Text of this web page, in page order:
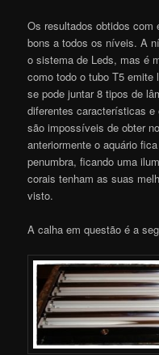
Os resultados obtidos com
bons a todos os níveis. A
o sistema de Leds, mas é
como todo o tubo T5 emite
se pode juntar 8 tipos de
diferentes características
são impossíveis de obter
anteriormente o aquário
penumbra, ficando uma
corais tenham as suas
visto.
A calha em questão é a